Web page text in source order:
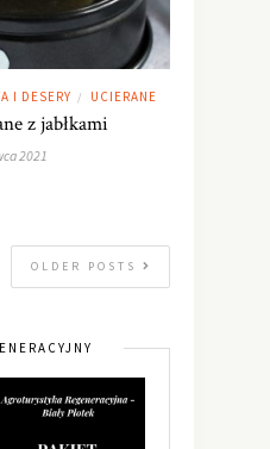
I DESERY / UCIERANE
z jabłkami
2021
OLDER POSTS